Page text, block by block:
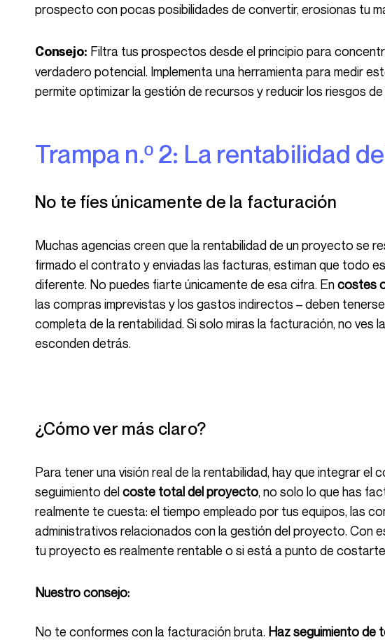
prospecto con pocas posibilidades de convertir, erosionas tu
Consejo: Filtra tus prospectos desde el principio para
verdadero potencial. Implementa una herramienta para medir
permite optimizar la gestión de recursos y reducir los riesgos de
Trampa n.º 2: La rentabilidad
No te fíes únicamente de la facturación
Muchas agencias creen que la rentabilidad de un proyecto se resume a la facturación. Una vez
firmado el contrato y enviadas las facturas, estiman que todo
diferente. No puedes fiarte únicamente de esa cifra. Encostes
las compras imprevistas y los gastos indirectos – deben
completa de la rentabilidad. Si solo miras la facturación, no ves
esconden detrás.
¿Cómo ver más claro?
Para tener una visión real de la rentabilidad, hay que integrar el
seguimiento delcoste total del proyecto, no solo lo que has
realmente te cuesta: el tiempo empleado por tus equipos, las
administrativos relacionados con la gestión del proyecto. Con
tu proyecto es realmente rentable o si está a punto de
Nuestro consejo:
No te conformes con la facturación bruta. Haz seguimiento de